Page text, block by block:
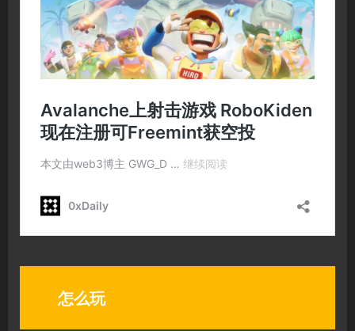
怎么玩